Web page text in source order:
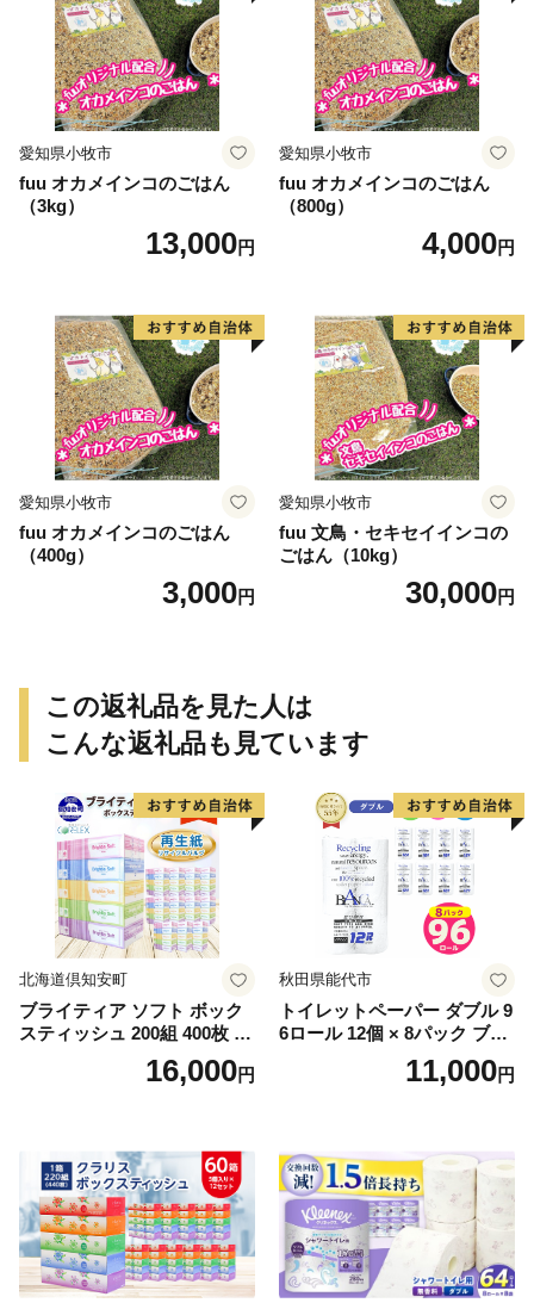
愛知県小牧市
fuu オカメインコのごはん
（3kg）
13,000円
愛知県小牧市
fuu オカメインコのごはん
（800g）
4,000円
愛知県小牧市
fuu オカメインコのごはん
（400g）
3,000円
愛知県小牧市
fuu 文鳥・セキセイインコの
ごはん（10kg）
30,000円
この返礼品を見た人は
こんな返礼品も見ています
北海道倶知安町
ブライティア ソフト ボック
スティッシュ 200組 400枚 60
箱 日本製 まとめ買い ティッ
シュ リサイクル 長持 防災 常
倶知安町 日用品
16,000円
秋田県能代市
トイレットペーパー ダブル 9
6ロール 12個 × 8パック ブラ
ンカ 再生紙 100％ 芯あり 日
用品 消耗品 無香料 生活用品
11,000円